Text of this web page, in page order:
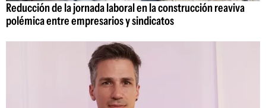
Reducción de la jornada laboral en la construcción reaviva
polémica entre empresarios y sindicatos